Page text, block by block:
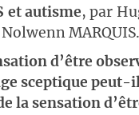
et autisme, par
MARQUIS.
d’être
sceptique
la sensation